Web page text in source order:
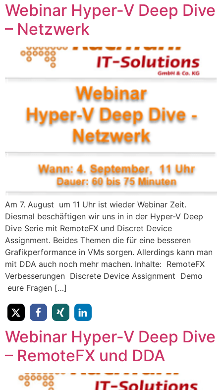
Webinar Hyper-V Deep Dive
– Netzwerk
Am 7. August um 11 Uhr ist wieder Webinar Zeit.
Diesmal beschäftigen wir uns in in der Hyper-V Deep
Dive Serie mit RemoteFX und Discret Device
Assignment. Beides Themen die für eine besseren
Grafikperformance in VMs sorgen. Allerdings kann man
mit DDA auch noch mehr machen. Inhalte: RemoteFX
Verbesserungen Discrete Device Assignment Demo
eure Fragen […]
Webinar Hyper-V Deep Dive
– RemoteFX und DDA